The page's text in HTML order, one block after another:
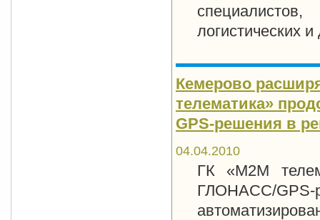
логистических
Кемерово
телематика»
GPS-решения в
04.04.2010
ГК «М2М
ГЛОНАСС/GPS-